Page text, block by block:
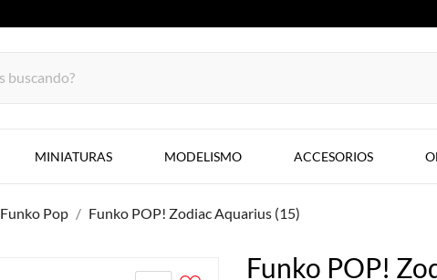
MINIATURAS MODELISMO ACCESORIOS
Funko Pop Funko POP! Zodiac Aquarius (15)
Funko POP!